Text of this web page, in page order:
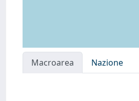
Macroarea Nazione